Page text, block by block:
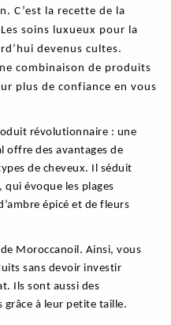
C’est la recette de la
soins luxueux pour la
devenus cultes.
combinaison de produits
plus de confiance en vous
révolutionnaire : une
offre des avantages de
de cheveux. Il séduit
évoque les plages
épicé et de fleurs
Moroccanoil. Ainsi, vous
sans devoir investir
Ils sont aussi des
grâce à leur petite taille.